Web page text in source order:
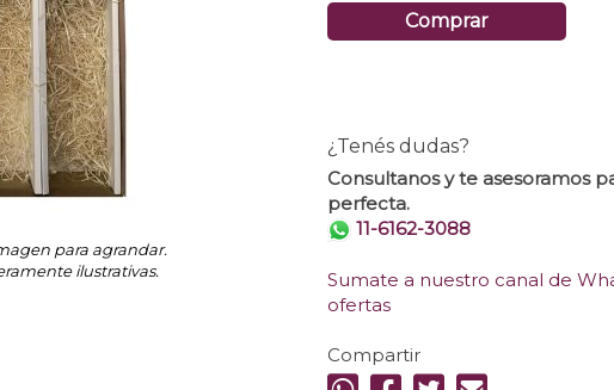
para agrandar.
ilustrativas.
Comprar
¿Tenés dudas?
Consultanos y te asesoramos
perfecta.
11-6162-3088
Sumate a nuestro canal de
ofertas
Compartir